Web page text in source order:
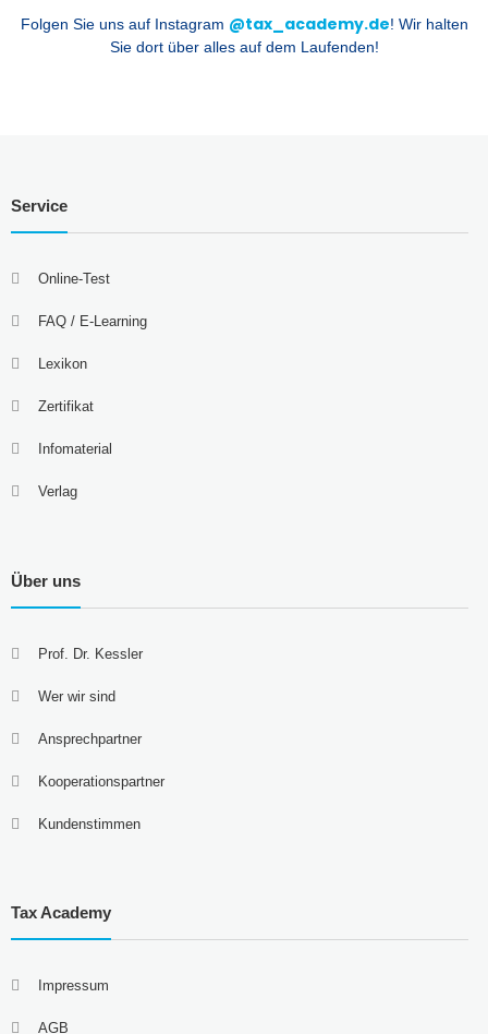
Folgen Sie uns auf Instagram @tax_academy.de! Wir halten
Sie dort über alles auf dem Laufenden!
Service
Online-Test
FAQ / E-Learning
Lexikon
Zertifikat
Infomaterial
Verlag
Über uns
Prof. Dr. Kessler
Wer wir sind
Ansprechpartner
Kooperationspartner
Kundenstimmen
Tax Academy
Impressum
AGB